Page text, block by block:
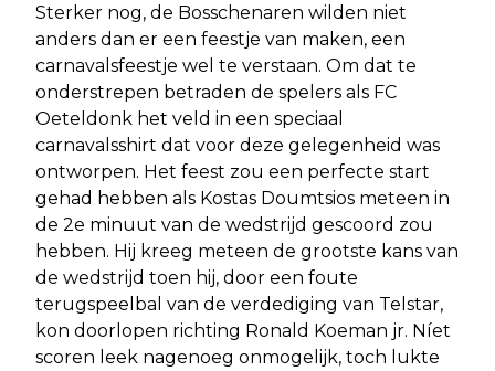
Sterker nog, de Bosschenaren wilden niet
anders dan er een feestje van maken, een
carnavalsfeestje wel te verstaan. Om dat te
onderstrepen betraden de spelers als FC
Oeteldonk het veld in een speciaal
carnavalsshirt dat voor deze gelegenheid was
ontworpen. Het feest zou een perfecte start
gehad hebben als Kostas Doumtsios meteen in
de 2e minuut van de wedstrijd gescoord zou
hebben. Hij kreeg meteen de grootste kans van
de wedstrijd toen hij, door een foute
terugspeelbal van de verdediging van Telstar,
kon doorlopen richting Ronald Koeman jr. Níet
scoren leek nagenoeg onmogelijk, toch lukte